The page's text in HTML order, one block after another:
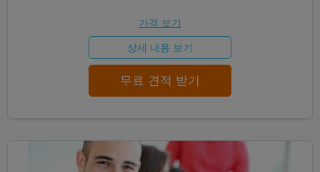
가격 보기
상세 내용 보기
무료 견적 받기